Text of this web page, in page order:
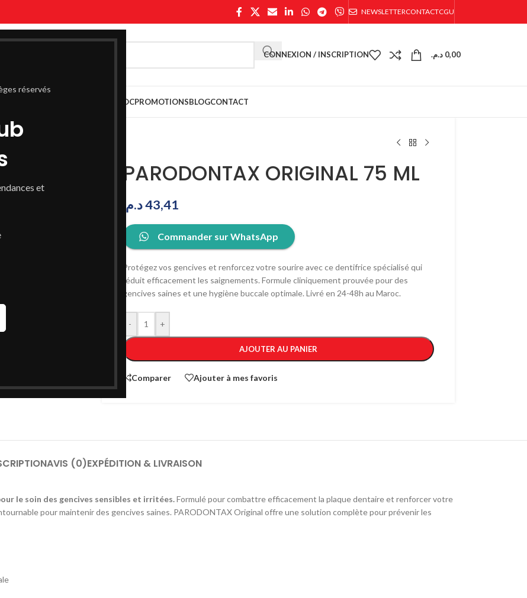
réservés
et
NEWSLETTERCONTACTCGU
CONNEXION / INSCRIPTION 0,00 د.م.
PARAPHARMACIE MAROCPROMOTIONSBLOGCONTACT
PARODONTAX ORIGINAL 75 ML
43,41د.م.
Commander sur WhatsApp
Protégez vos gencives et renforcez votre sourire avec ce dentifrice spécialisé qui
réduit efficacement les saignements. Formule cliniquement prouvée pour des
gencives saines et une hygiène buccale optimale. Livré en 24-48h au Maroc.
- +
AJOUTER AU PANIER
Comparer Ajouter à mes favoris
AVIS (0)EXPÉDITION & LIVRAISON
le soin des gencives sensibles et irritées.Formulé pour combattre efficacement la plaque dentaire et renforcer votre
pour maintenir des gencives saines. PARODONTAX Original offre une solution complète pour prévenir les